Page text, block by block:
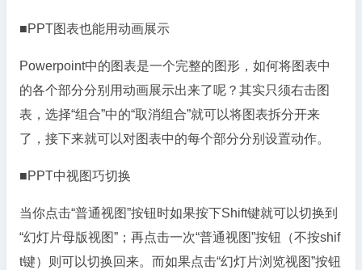
■PPT图表也能用动画展示
Powerpoint中的图表是一个完整的图形，如何将图表中
的各个部分分别用动画展示出来了呢？其实只须右击图
表，选择“组合”中的“取消组合”就可以将图表拆分开来
了，接下来就可以对图表中的每个部分分别设置动作。
■PPT中视图巧切换
当你点击“普通视图”按钮时如果按下Shift键就可以切换到
“幻灯片母版视图”；再点击一次“普通视图”按钮（不按shif
t键）则可以切换回来。而如果点击“幻灯片浏览视图”按钮